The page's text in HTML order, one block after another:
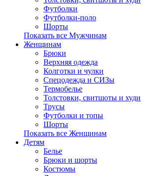
Футболки
Футболки-поло
Шорты
Показать все Мужчинам
Женщинам
Брюки
Верхняя одежда
Колготки и чулки
Спецодежда и СИЗы
Термобелье
Толстовки, свитшоты и худи
Трусы
Футболки и топы
Шорты
Показать все Женщинам
Детям
Белье
Брюки и шорты
Костюмы